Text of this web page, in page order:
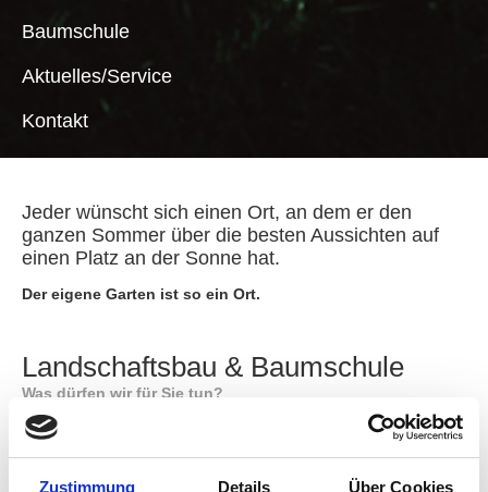
Zustimmung Details Über Cookies
Baumschule
Aktuelles/Service
Kontakt
Jeder wünscht sich einen Ort, an dem er den
ganzen Sommer über die besten Aussichten auf
einen Platz an der Sonne hat.
Der eigene Garten ist so ein Ort.
Landschaftsbau & Baumschule
Was dürfen wir für Sie tun?
Neuanlage und Umgestaltung kompletter Außenanlagen
Bepflanzung